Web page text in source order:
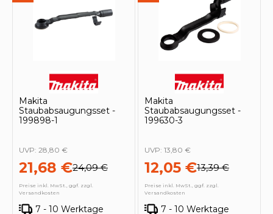
Makita
Staubabsaugungsset -
199898-1
21,68 €24,09 €
UVP: 28,80 €
Preise inkl. MwSt., ggf. zzgl.
Versandkosten
7 - 10 Werktage
Makita
Staubabsaugungsset -
199630-3
12,05 €13,39 €
UVP: 13,80 €
Preise inkl. MwSt., ggf. zzgl.
Versandkosten
7 - 10 Werktage